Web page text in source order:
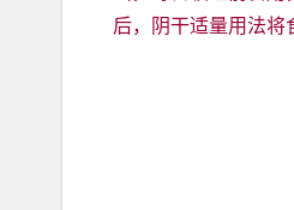
后，阴干适量用法将